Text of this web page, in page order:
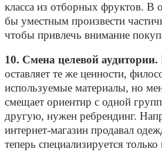
класса из отборных фруктов. В
бы уместным произвести
чтобы привлечь внимание
10. Смена целевой аудитории.
оставляет те же ценности,
используемые материалы, но
смещает ориентир с одной
другую, нужен ребрендинг.
интернет-магазин продавал
теперь специализируется